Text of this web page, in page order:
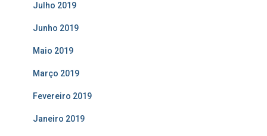
Julho 2019
Junho 2019
Maio 2019
Março 2019
Fevereiro 2019
Janeiro 2019